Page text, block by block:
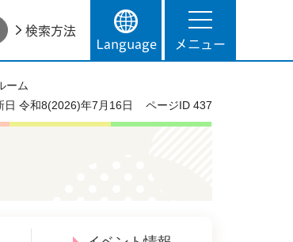
検索方法
Language
メニュー
ーム
日 令和8(2026)年7月16日 ページID 437